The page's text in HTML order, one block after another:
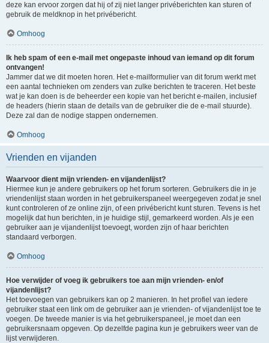
deze kan ervoor zorgen dat hij of zij niet langer privéberichten kan sturen of
gebruik de meldknop in het privébericht.
Omhoog
Ik heb spam of een e-mail met ongepaste inhoud van iemand op dit forum
ontvangen!
Jammer dat we dit moeten horen. Het e-mailformulier van dit forum werkt met
een aantal technieken om zenders van zulke berichten te traceren. Het beste
wat je kan doen is de beheerder een kopie van het bericht e-mailen, inclusief
de headers (hierin staan de details van de gebruiker die de e-mail stuurde).
Deze zal dan de nodige stappen ondernemen.
Omhoog
Vrienden en vijanden
Waarvoor dient mijn vrienden- en vijandenlijst?
Hiermee kun je andere gebruikers op het forum sorteren. Gebruikers die in je
vriendenlijst staan worden in het gebruikerspaneel weergegeven zodat je snel
kunt controleren of ze online zijn, of een privébericht kunt sturen. Tevens is het
mogelijk dat hun berichten, in je huidige stijl, gemarkeerd worden. Als je een
gebruiker aan je vijandenlijst toevoegt, worden zijn of haar berichten
standaard verborgen.
Omhoog
Hoe verwijder of voeg ik gebruikers toe aan mijn vrienden- en/of
vijandenlijst?
Het toevoegen van gebruikers kan op 2 manieren. In het profiel van iedere
gebruiker staat een link om de gebruiker aan je vrienden- of vijandenlijst toe te
voegen. De tweede manier is via het gebruikerspaneel, je moet dan een
gebruikersnaam opgeven. Op dezelfde pagina kun je gebruikers weer van de
lijst verwijderen.